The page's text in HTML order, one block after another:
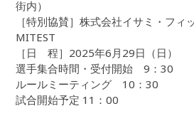
街内）
［特別協賛］株式会社イサミ・フィ
MITEST
［日 程］2025年6月29日（日）
選手集合時間・受付開始 9：30
ルールミーティング 10：30
試合開始予定 11：00